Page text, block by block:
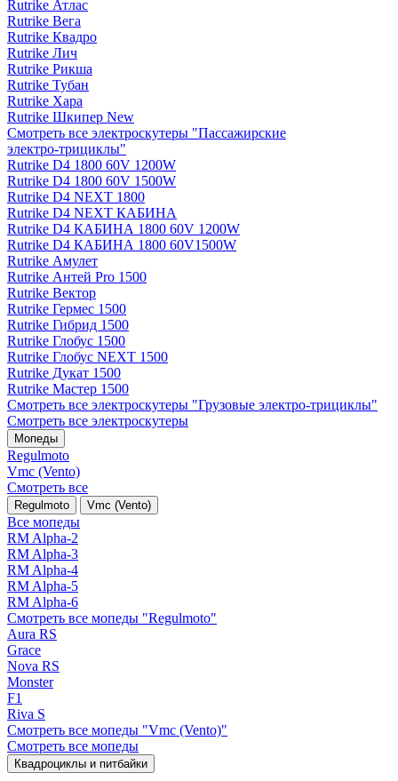
Rutrike Атлас
Rutrike Вега
Rutrike Квадро
Rutrike Лич
Rutrike Рикша
Rutrike Тубан
Rutrike Хара
Rutrike Шкипер New
Смотреть все электро­скутеры "Пассажирские
электро‑трициклы"
Rutrike D4 1800 60V 1200W
Rutrike D4 1800 60V 1500W
Rutrike D4 NEXT 1800
Rutrike D4 NEXT КАБИНА
Rutrike D4 КАБИНА 1800 60V 1200W
Rutrike D4 КАБИНА 1800 60V1500W
Rutrike Амулет
Rutrike Антей Pro 1500
Rutrike Вектор
Rutrike Гермес 1500
Rutrike Гибрид 1500
Rutrike Глобус 1500
Rutrike Глобус NEXT 1500
Rutrike Дукат 1500
Rutrike Мастер 1500
Смотреть все электро­скутеры "Грузовые электро‑трициклы"
Смотреть все электро­скутеры
Мопеды
Regulmoto
Vmc (Vento)
Смотреть все
Regulmoto Vmc (Vento)
Все мопеды
RM Alpha-2
RM Alpha-3
RM Alpha-4
RM Alpha-5
RM Alpha-6
Смотреть все мопеды "Regulmoto"
Aura RS
Grace
Nova RS
Monster
F1
Riva S
Смотреть все мопеды "Vmc (Vento)"
Смотреть все мопеды
Квадроциклы и питбайки